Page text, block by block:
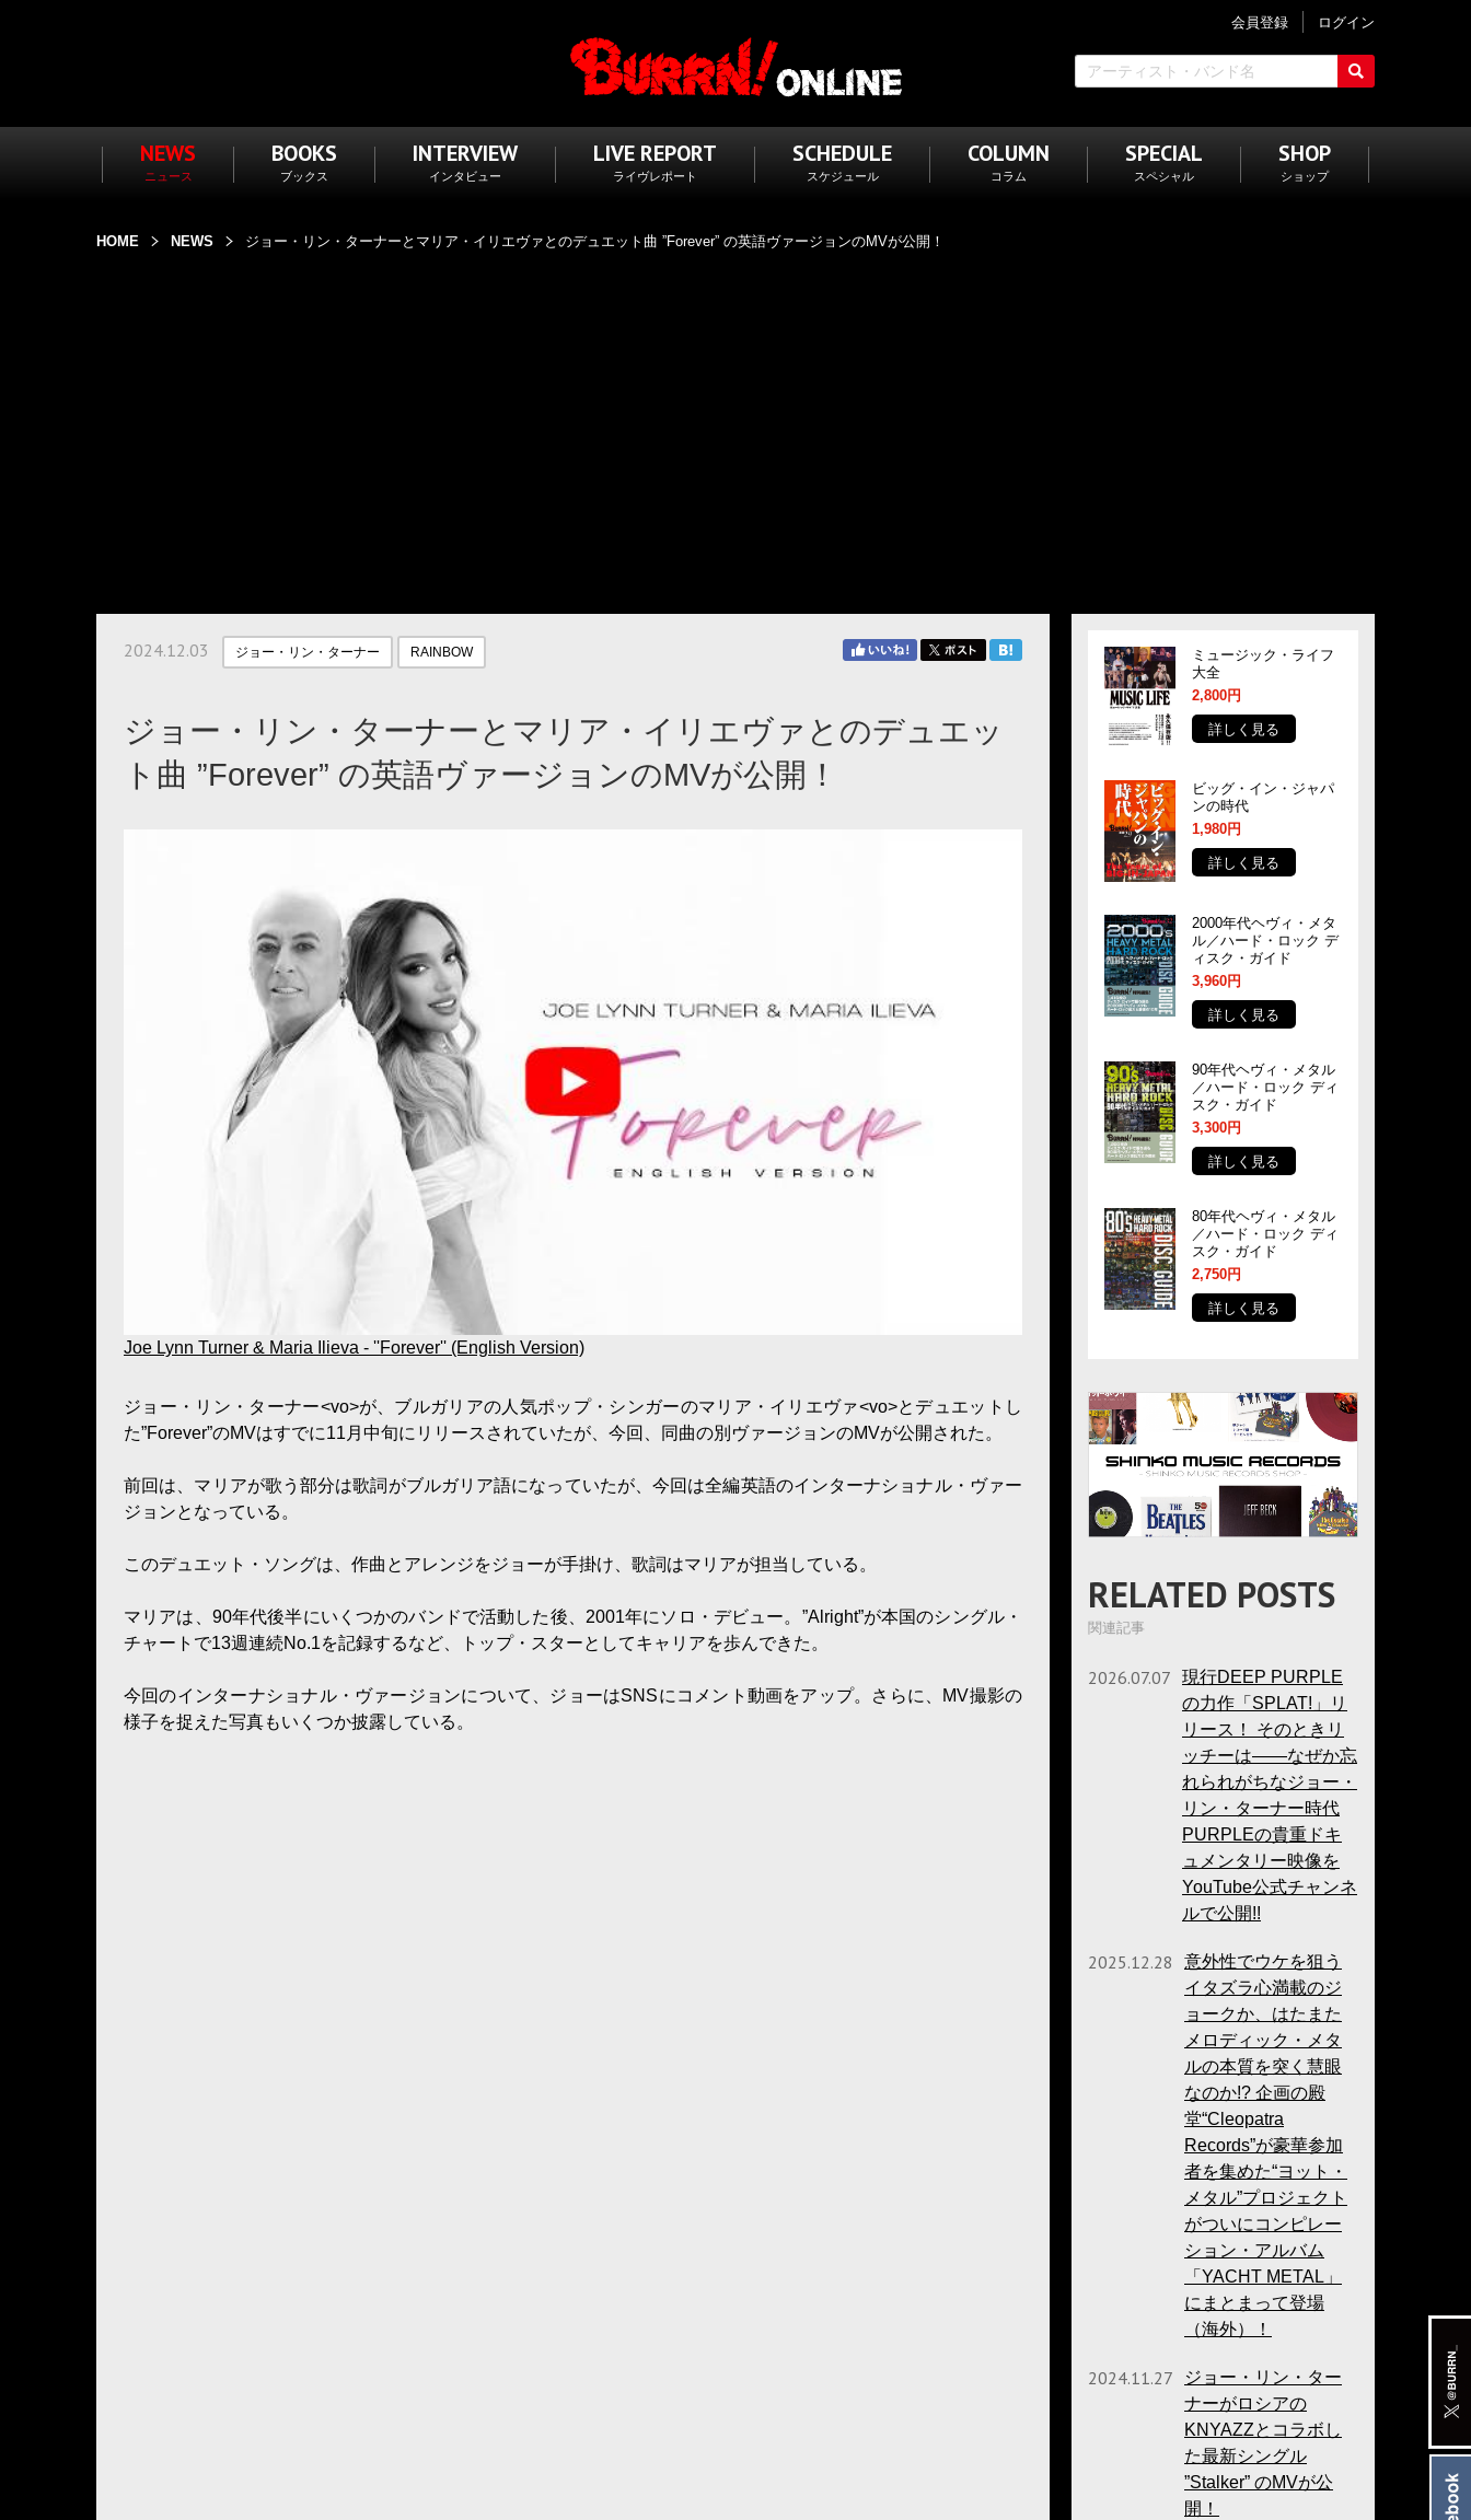
会員登録 ログイン
NEWS
ニュース
BOOKS
ブックス
INTERVIEW
インタビュー
LIVE REPORT
ライヴレポート
SCHEDULE
スケジュール
COLUMN
コラム
SPECIAL
スペシャル
SHOP
ショップ
HOME NEWS ジョー・リン・ターナーとマリア・イリエヴァとのデュエット曲 ”Forever” の英語ヴァージョンのMVが公開！
2024.12.03 ジョー・リン・ターナー RAINBOW
ジョー・リン・ターナーとマリア・イリエヴァとのデュエッ
ト曲 ”Forever” の英語ヴァージョンのMVが公開！
Joe Lynn Turner & Maria Ilieva - ''Forever'' (English Version)
ジョー・リン・ターナー<vo>が、ブルガリアの人気ポップ・シンガーのマリア・イリエヴァ<vo>とデュエットし
た”Forever”のMVはすでに11月中旬にリリースされていたが、今回、同曲の別ヴァージョンのMVが公開された。
前回は、マリアが歌う部分は歌詞がブルガリア語になっていたが、今回は全編英語のインターナショナル・ヴァー
ジョンとなっている。
このデュエット・ソングは、作曲とアレンジをジョーが手掛け、歌詞はマリアが担当している。
マリアは、90年代後半にいくつかのバンドで活動した後、2001年にソロ・デビュー。”Alright”が本国のシングル・
チャートで13週連続No.1を記録するなど、トップ・スターとしてキャリアを歩んできた。
今回のインターナショナル・ヴァージョンについて、ジョーはSNSにコメント動画をアップ。さらに、MV撮影の
様子を捉えた写真もいくつか披露している。
ミュージック・ライフ
大全
2,800円
詳しく見る
ビッグ・イン・ジャパ
ンの時代
1,980円
詳しく見る
2000年代ヘヴィ・メタ
ル／ハード・ロック デ
ィスク・ガイド
3,960円
詳しく見る
90年代ヘヴィ・メタル
／ハード・ロック ディ
スク・ガイド
3,300円
詳しく見る
80年代ヘヴィ・メタル
／ハード・ロック ディ
スク・ガイド
2,750円
詳しく見る
RELATED POSTS
関連記事
2026.07.07
現行DEEP PURPLE
の力作「SPLAT!」リ
リース！ そのときリ
ッチーは――なぜか忘
れられがちなジョー・
リン・ターナー時代
PURPLEの貴重ドキ
ュメンタリー映像を
YouTube公式チャンネ
ルで公開!!
2025.12.28
意外性でウケを狙う
イタズラ心満載のジ
ョークか、はたまた
メロディック・メタ
ルの本質を突く慧眼
なのか!? 企画の殿
堂“Cleopatra
Records”が豪華参加
者を集めた“ヨット・
メタル”プロジェクト
がついにコンピレー
ション・アルバム
「YACHT METAL」
にまとまって登場
（海外）！
2024.11.27
ジョー・リン・ター
ナーがロシアの
KNYAZZとコラボし
た最新シングル
”Stalker” のMVが公
開！